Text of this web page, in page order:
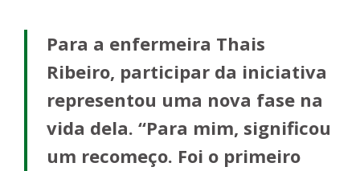
Para a enfermeira Thais
Ribeiro, participar da iniciativa
representou uma nova fase na
vida dela. “Para mim, significou
um recomeço. Foi o primeiro